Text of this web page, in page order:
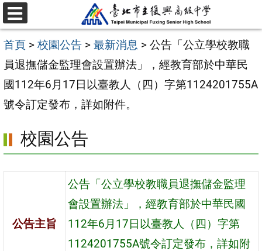
跳
至
主
要
內
容
選
單
首頁 > 校園公告 > 最新消息 > 公告「公立學校教職
員退撫儲金監理會設置辦法」，經教育部於中華民
國112年6月17日以臺教人（四）字第1124201755A
號令訂定發布，詳如附件。
校園公告
公告主旨
公告「公立學校教職員退撫儲金監理
會設置辦法」，經教育部於中華民國
112年6月17日以臺教人（四）字第
1124201755A號令訂定發布，詳如附